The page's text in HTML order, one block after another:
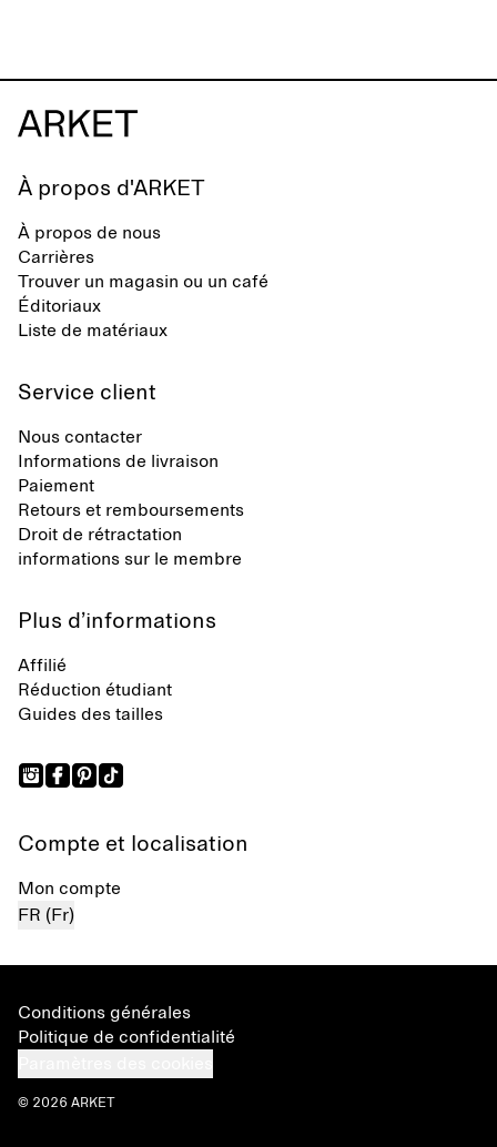
À propos d'ARKET
À propos de nous
Carrières
Trouver un magasin ou un café
Éditoriaux
Liste de matériaux
Service client
Nous contacter
Informations de livraison
Paiement
Retours et remboursements
Droit de rétractation
informations sur le membre
Plus d’informations
Affilié
Réduction étudiant
Guides des tailles
Compte et localisation
Mon compte
FR (Fr)
Conditions générales
Politique de confidentialité
© 2026 ARKET